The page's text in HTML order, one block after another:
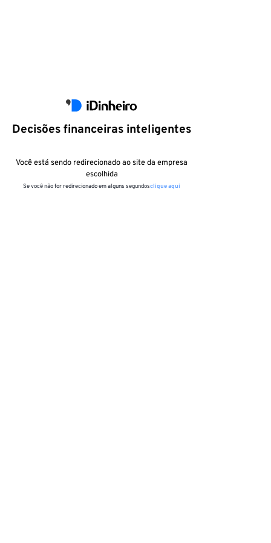
Decisões financeiras inteligentes
Você está sendo redirecionado ao site da empresa
escolhida
Se você não for redirecionado em alguns segundosclique aqui